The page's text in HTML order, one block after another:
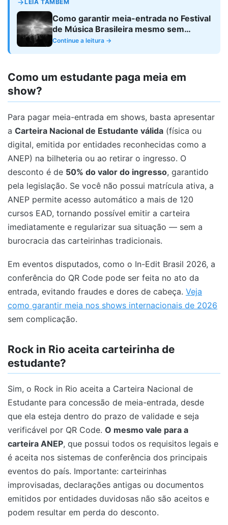
LEIA TAMBÉM
Como garantir meia-entrada no Festival
de Música Brasileira mesmo sem
matrícula
Continue a leitura →
Como um estudante paga meia em
show?
Para pagar meia-entrada em shows, basta apresentar
a Carteira Nacional de Estudante válida (física ou
digital, emitida por entidades reconhecidas como a
ANEP) na bilheteria ou ao retirar o ingresso. O
desconto é de 50% do valor do ingresso, garantido
pela legislação. Se você não possui matrícula ativa, a
ANEP permite acesso automático a mais de 120
cursos EAD, tornando possível emitir a carteira
imediatamente e regularizar sua situação — sem a
burocracia das carteirinhas tradicionais.
Em eventos disputados, como o In-Edit Brasil 2026, a
conferência do QR Code pode ser feita no ato da
entrada, evitando fraudes e dores de cabeça. Veja
como garantir meia nos shows internacionais de 2026
sem complicação.
Rock in Rio aceita carteirinha de
estudante?
Sim, o Rock in Rio aceita a Carteira Nacional de
Estudante para concessão de meia-entrada, desde
que ela esteja dentro do prazo de validade e seja
verificável por QR Code. O mesmo vale para a
carteira ANEP, que possui todos os requisitos legais e
é aceita nos sistemas de conferência dos principais
eventos do país. Importante: carteirinhas
improvisadas, declarações antigas ou documentos
emitidos por entidades duvidosas não são aceitos e
podem resultar em perda do desconto.